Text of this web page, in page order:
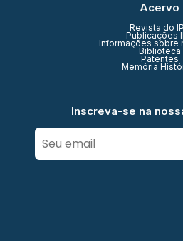
Acervo
Revista do
Publicações
Informações sobre
Biblioteca
Patentes
Memória
Inscreva-se na